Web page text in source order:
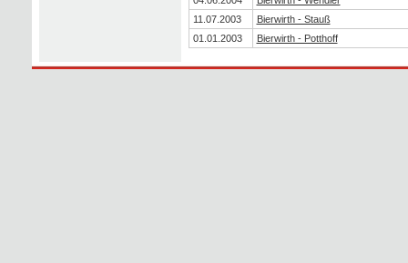
11.07.2003
Bierwirth - Stauß
01.01.2003
Bierwirth - Potthoff